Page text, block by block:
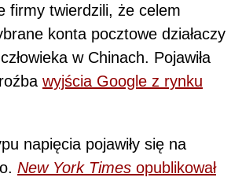
firmy twierdzili, że celem
konta pocztowe działaczy
w Chinach. Pojawiła
wyjścia Google z rynku
napięcia pojawiły się na
New York Times opublikował